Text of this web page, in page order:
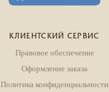
КЛИЕНТСКИЙ СЕРВИС
Правовое обеспечение
Оформление заказа
Политика конфиденциальности